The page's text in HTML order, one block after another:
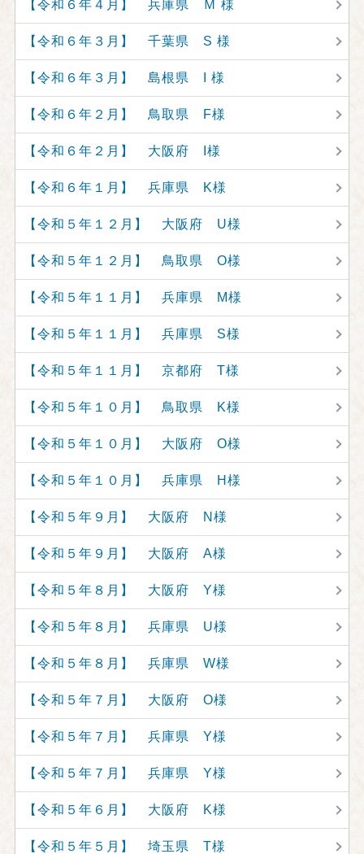
【令和６年４月】 兵庫県 Ｍ 様
【令和６年３月】 千葉県 S 様
【令和６年３月】 島根県 I 様
【令和６年２月】 鳥取県 F様
【令和６年２月】 大阪府 I様
【令和６年１月】 兵庫県 K様
【令和５年１２月】 大阪府 U様
【令和５年１２月】 鳥取県 O様
【令和５年１１月】 兵庫県 M様
【令和５年１１月】 兵庫県 S様
【令和５年１１月】 京都府 T様
【令和５年１０月】 鳥取県 K様
【令和５年１０月】 大阪府 O様
【令和５年１０月】 兵庫県 H様
【令和５年９月】 大阪府 N様
【令和５年９月】 大阪府 A様
【令和５年８月】 大阪府 Y様
【令和５年８月】 兵庫県 U様
【令和５年８月】 兵庫県 W様
【令和５年７月】 大阪府 O様
【令和５年７月】 兵庫県 Y様
【令和５年７月】 兵庫県 Y様
【令和５年６月】 大阪府 K様
【令和５年５月】 埼玉県 T様